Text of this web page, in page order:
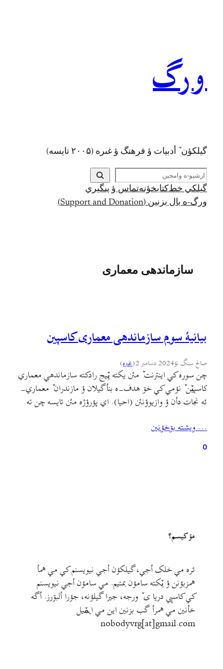
ورگ
گيلکؤن ٚ أدبیات ؤ فرهنگ ؤ غىره (۲۰۰۵ تايسه)
ج
س
ت
ج
گيلکي خط کتابخؤنهتماس ؤ پىگيري
ورگ-ه بال بزنين (Support and Donation)
سازماندهی معماری
بیانیهٔ سوم سازماندهی معماری کاسپین
صالح سنگ نؤ2024 دسامبر 2 (غىره)
چن سوره کي اينترنت ٚ مئن یکته پٚيج رادکته سازماندهي معماري
کاسپيٚن ٚ نؤمي کي خۊ هدف-ه بنأ گيلان ؤ مازندران ٚ معماري-
ئه نجات دأن ؤ وازيوؤنئن (احیا). اي پؤرؤژه مئن تايسه چن ته
اۊن ٚ سۊيٚمي بيانيه-أ بنئم چۊن خئلي…
… ويشته بۊخؤنين
0
مۊ کيسم؟
ئره مي خلک أجي، گيلکؤن أجي نيويسنم کي مي همأ
همزبؤنن ؤ يٚکته سامؤن بمتيم. مي سامؤن أجي نيويسنم
کي کاسپي دريا ی ٚ ورجه، جيرا گيلؤنه، جؤرا ألبۊرز. أگه
خأنين مي همرأ گب بزنين اين مي ايمٚیل‌ ‌
nobodyvrg[at]gmail.com